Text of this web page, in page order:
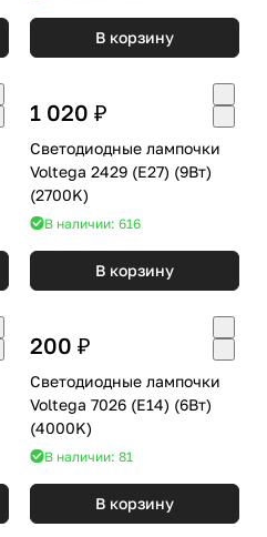
В корзину
1 020 ₽
Светодиодные лампочки
Voltega 2429 (E27) (9Вт)
(2700K)
В наличии: 616
В корзину
200 ₽
Светодиодные лампочки
Voltega 7026 (E14) (6Вт)
(4000K)
В наличии: 81
В корзину